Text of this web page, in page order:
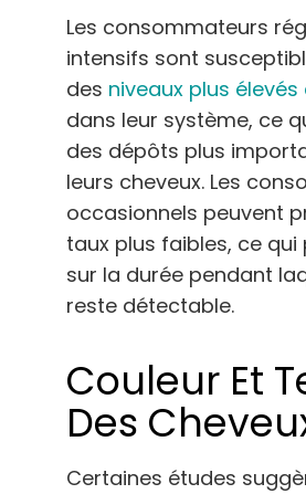
Les consommateurs
intensifs sont
des niveaux plus élevés
dans leur système, ce
des dépôts plus
leurs cheveux. Les
occasionnels peuvent
taux plus faibles, ce qui
sur la durée pendant
reste détectable.
Couleur Et
Des
Certaines études